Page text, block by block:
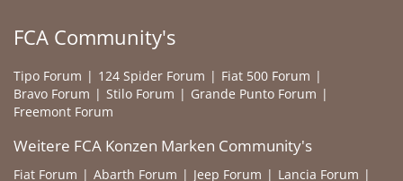
FCA Community's
Tipo Forum 124 Spider Forum
Fiat 500 Forum
Bravo Forum
Stilo Forum
Grande Punto Forum
Freemont Forum
Weitere FCA Konzen Marken Community's
Fiat Forum Abarth Forum Jeep Forum Lancia Forum